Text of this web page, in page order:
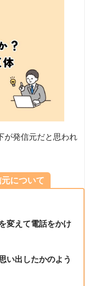
が発信元だと思われ
について
変えて電話をかけ
い出したかのよう